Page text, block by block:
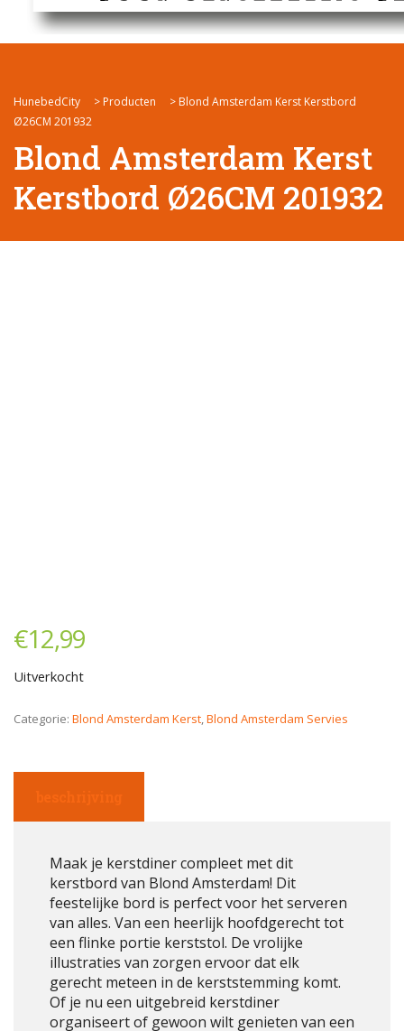
HunebedCity > Producten > Blond Amsterdam Kerst Kerstbord
Ø26CM 201932
Blond Amsterdam Kerst
Kerstbord Ø26CM 201932
€12,99
Uitverkocht
Categorie: Blond Amsterdam Kerst,Blond Amsterdam Servies
Maak je kerstdiner compleet met dit
kerstbord van Blond Amsterdam! Dit
feestelijke bord is perfect voor het serveren
van alles. Van een heerlijk hoofdgerecht tot
een flinke portie kerststol. De vrolijke
illustraties van zorgen ervoor dat elk
gerecht meteen in de kerststemming komt.
Of je nu een uitgebreid kerstdiner
organiseert of gewoon wilt genieten van een